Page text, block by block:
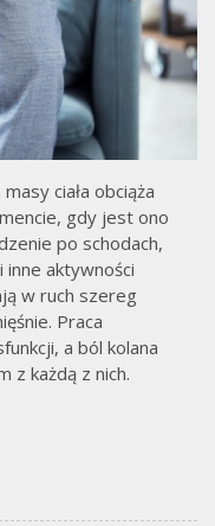
ciała obciąża
gdy jest ono
po schodach,
inne aktywności
w ruch szereg
Praca
a ból kolana
z każdą z nich.